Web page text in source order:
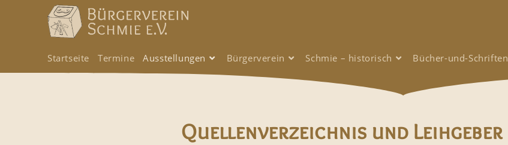
Startseite Termine Ausstellungen Bürgerverein Schmie – historisch Bücher-und-Schriften
Quellenverzeichnis und Leihgeber